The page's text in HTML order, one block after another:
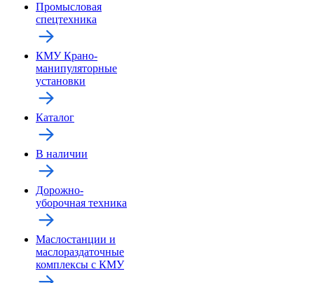
Промысловая
спецтехника
КМУ Крано-
манипуляторные
установки
Каталог
В наличии
Дорожно-
уборочная техника
Маслостанции и
маслораздаточные
комплексы с КМУ